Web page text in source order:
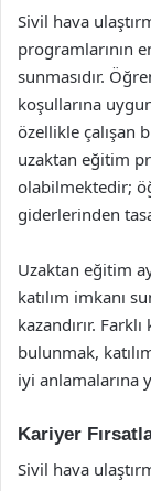
Sivil hava
programlarının
sunmasıdır.
koşullarına
özellikle çalışan
uzaktan eğitim
olabilmektedir;
giderlerinden
Uzaktan eğitim
katılım imkanı
kazandırır.
bulunmak,
iyi anlamalarına
Kariyer
Sivil hava